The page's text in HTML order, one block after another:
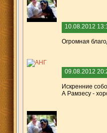
10.08.2012
Огромная
09.08.2012
Искренние
А Рамзесу -